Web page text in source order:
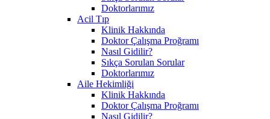
Doktorlarımız
Acil Tıp
Klinik Hakkında
Doktor Çalışma Proğramı
Nasıl Gidilir?
Sıkça Sorulan Sorular
Doktorlarımız
Aile Hekimliği
Klinik Hakkında
Doktor Çalışma Proğramı
Nasıl Gidilir?